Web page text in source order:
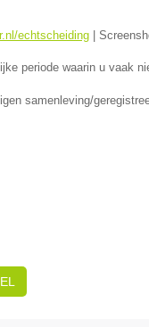
echtscheiding|
periode waarin u vaak
samenleving/